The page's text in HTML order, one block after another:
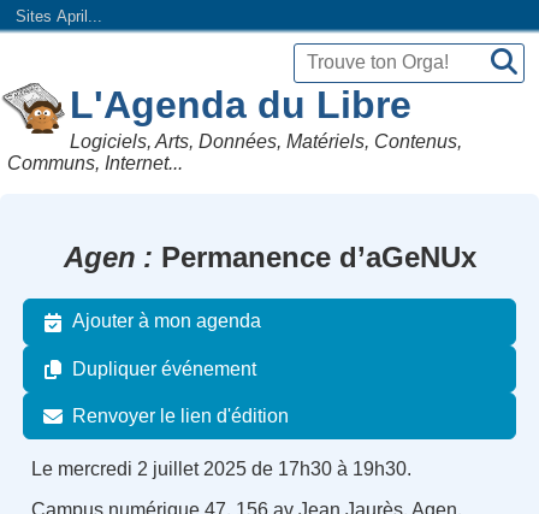
Sites April...
L'Agenda du Libre
Logiciels, Arts, Données, Matériels, Contenus,
Communs, Internet...
Agen Permanence d’aGeNUx
Ajouter à mon agenda
Dupliquer événement
Renvoyer le lien d'édition
Le mercredi 2 juillet 2025 de 17h30 à 19h30.